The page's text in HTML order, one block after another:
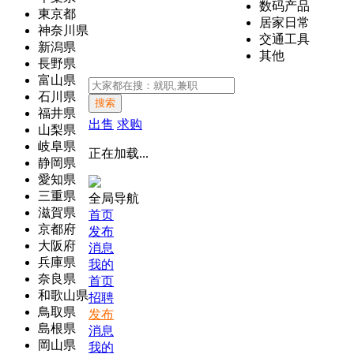
東京都
神奈川県
新潟県
長野県
富山県
石川県
福井県
山梨県
岐阜県
静岡県
愛知県
三重県
滋賀県
京都府
大阪府
兵庫県
奈良県
和歌山県
鳥取県
島根県
岡山県
数码产品
居家日常
交通工具
其他
搜索
出售 求购
正在加载...
全局导航
首页
发布
消息
我的
首页
招聘
发布
消息
我的